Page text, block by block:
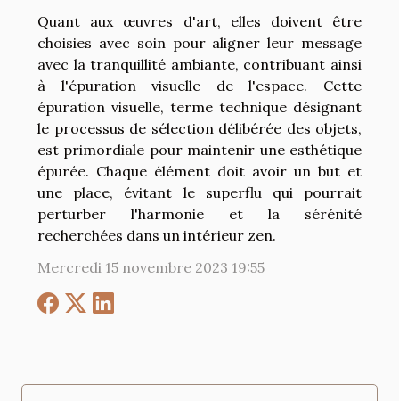
Quant aux œuvres d'art, elles doivent être
choisies avec soin pour aligner leur message
avec la tranquillité ambiante, contribuant ainsi
à l'épuration visuelle de l'espace. Cette
épuration visuelle, terme technique désignant
le processus de sélection délibérée des objets,
est primordiale pour maintenir une esthétique
épurée. Chaque élément doit avoir un but et
une place, évitant le superflu qui pourrait
perturber l'harmonie et la sérénité
recherchées dans un intérieur zen.
Mercredi 15 novembre 2023 19:55